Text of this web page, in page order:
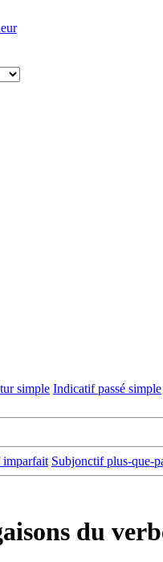
simple Indicatif passé simple
imparfait Subjonctif plus-que-
du